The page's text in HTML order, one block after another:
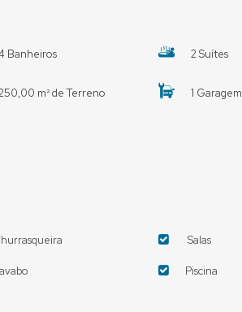
Banheiros 2 Suítes
m² de Terreno 1 Garagem
Salas
Piscina